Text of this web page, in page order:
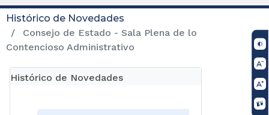
Histórico de Novedades
Consejo de Estado - Sala Plena de lo
Contencioso Administrativo
Histórico de Novedades